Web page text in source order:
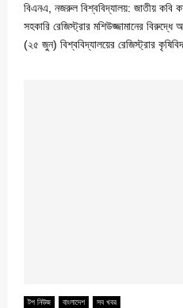
বিএনএ, নজরুল বিশ্ববিদ্যালয়: জাতীয় কবি
সহকারি রেজিস্ট্রার মশিউজ্জামানের
(২৫ জুন) বিশ্ববিদ্যালয়ের রেজিস্ট্রার
টপ নিউজ বাংলাদেশ সব খবর